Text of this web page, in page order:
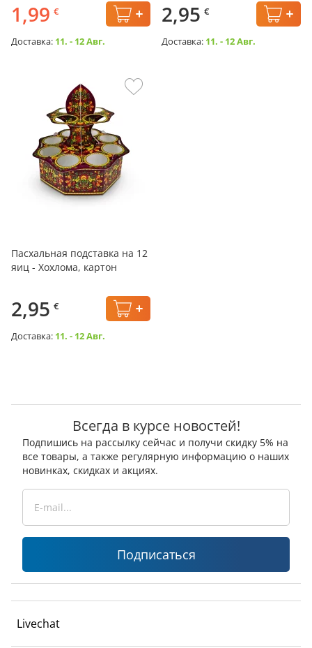
1,99 €
Доставка: 11. - 12 Авг.
2,95 €
Доставка: 11. - 12 Авг.
Пасхальная подставка на 12
яиц - Хохлома, картон
2,95 €
Доставка: 11. - 12 Авг.
Всегда в курсе новостей!
Подпишись на рассылку сейчас и получи скидку 5% на
все товары, а также регулярную информацию о наших
новинках, скидках и акциях.
Подписаться
Livechat